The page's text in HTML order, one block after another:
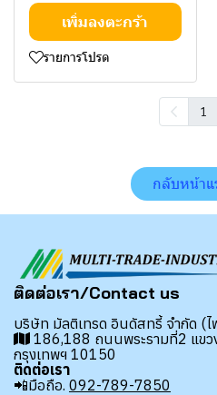
เพิ่มลงตะกร้า
รายการโปรด
1
กลับหน้า
ติดต่อเรา/Contact us
บริษัท มัลติเทรด อินดัสทรี้ จำกัด (ไ
186,188 ถนนพระรามที่2 แขว
กรุงเทพฯ 10150
ติดต่อเรา
📲มือถือ. 092-789-7850